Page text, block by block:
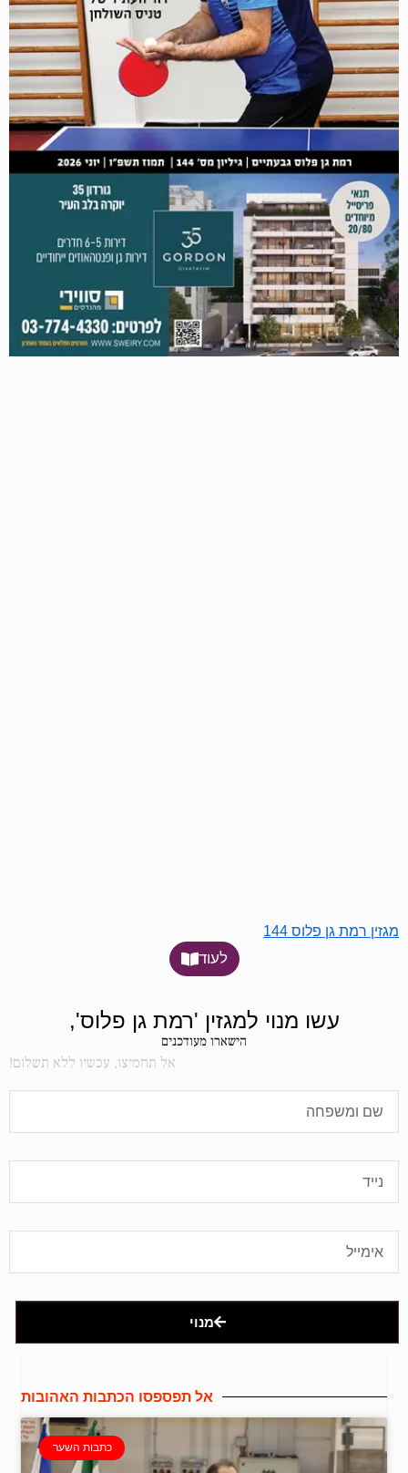
מגזין רמת גן פלוס 144
לעוד
עשו מנוי למגזין 'רמת גן פלוס',
הישארו מעודכנים
אל תחמיצו, עכשיו ללא תשלום!
מנוי
אל תפספסו הכתבות האהובות
כתבות השער